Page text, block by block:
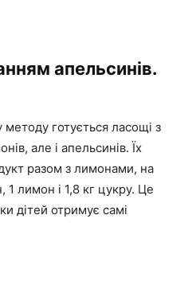
апельсинів.
готується ласощі з
але і апельсинів. Їх
разом з лимонами, на
1 лимон і 1,8 кг цукру. Це
дітей отримує самі